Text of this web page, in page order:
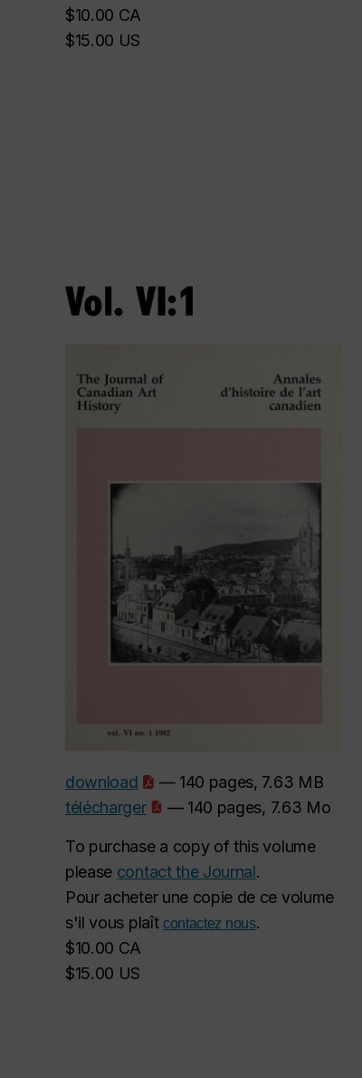
$10.00 CA
$15.00 US
Vol. VI:1
download
— 140 pages, 7.63 MB
télécharger
— 140 pages, 7.63 Mo
To purchase a copy of this volume
please contact the Journal.
Pour acheter une copie de ce volume
s'il vous plaît contactez nous.
$10.00 CA
$15.00 US